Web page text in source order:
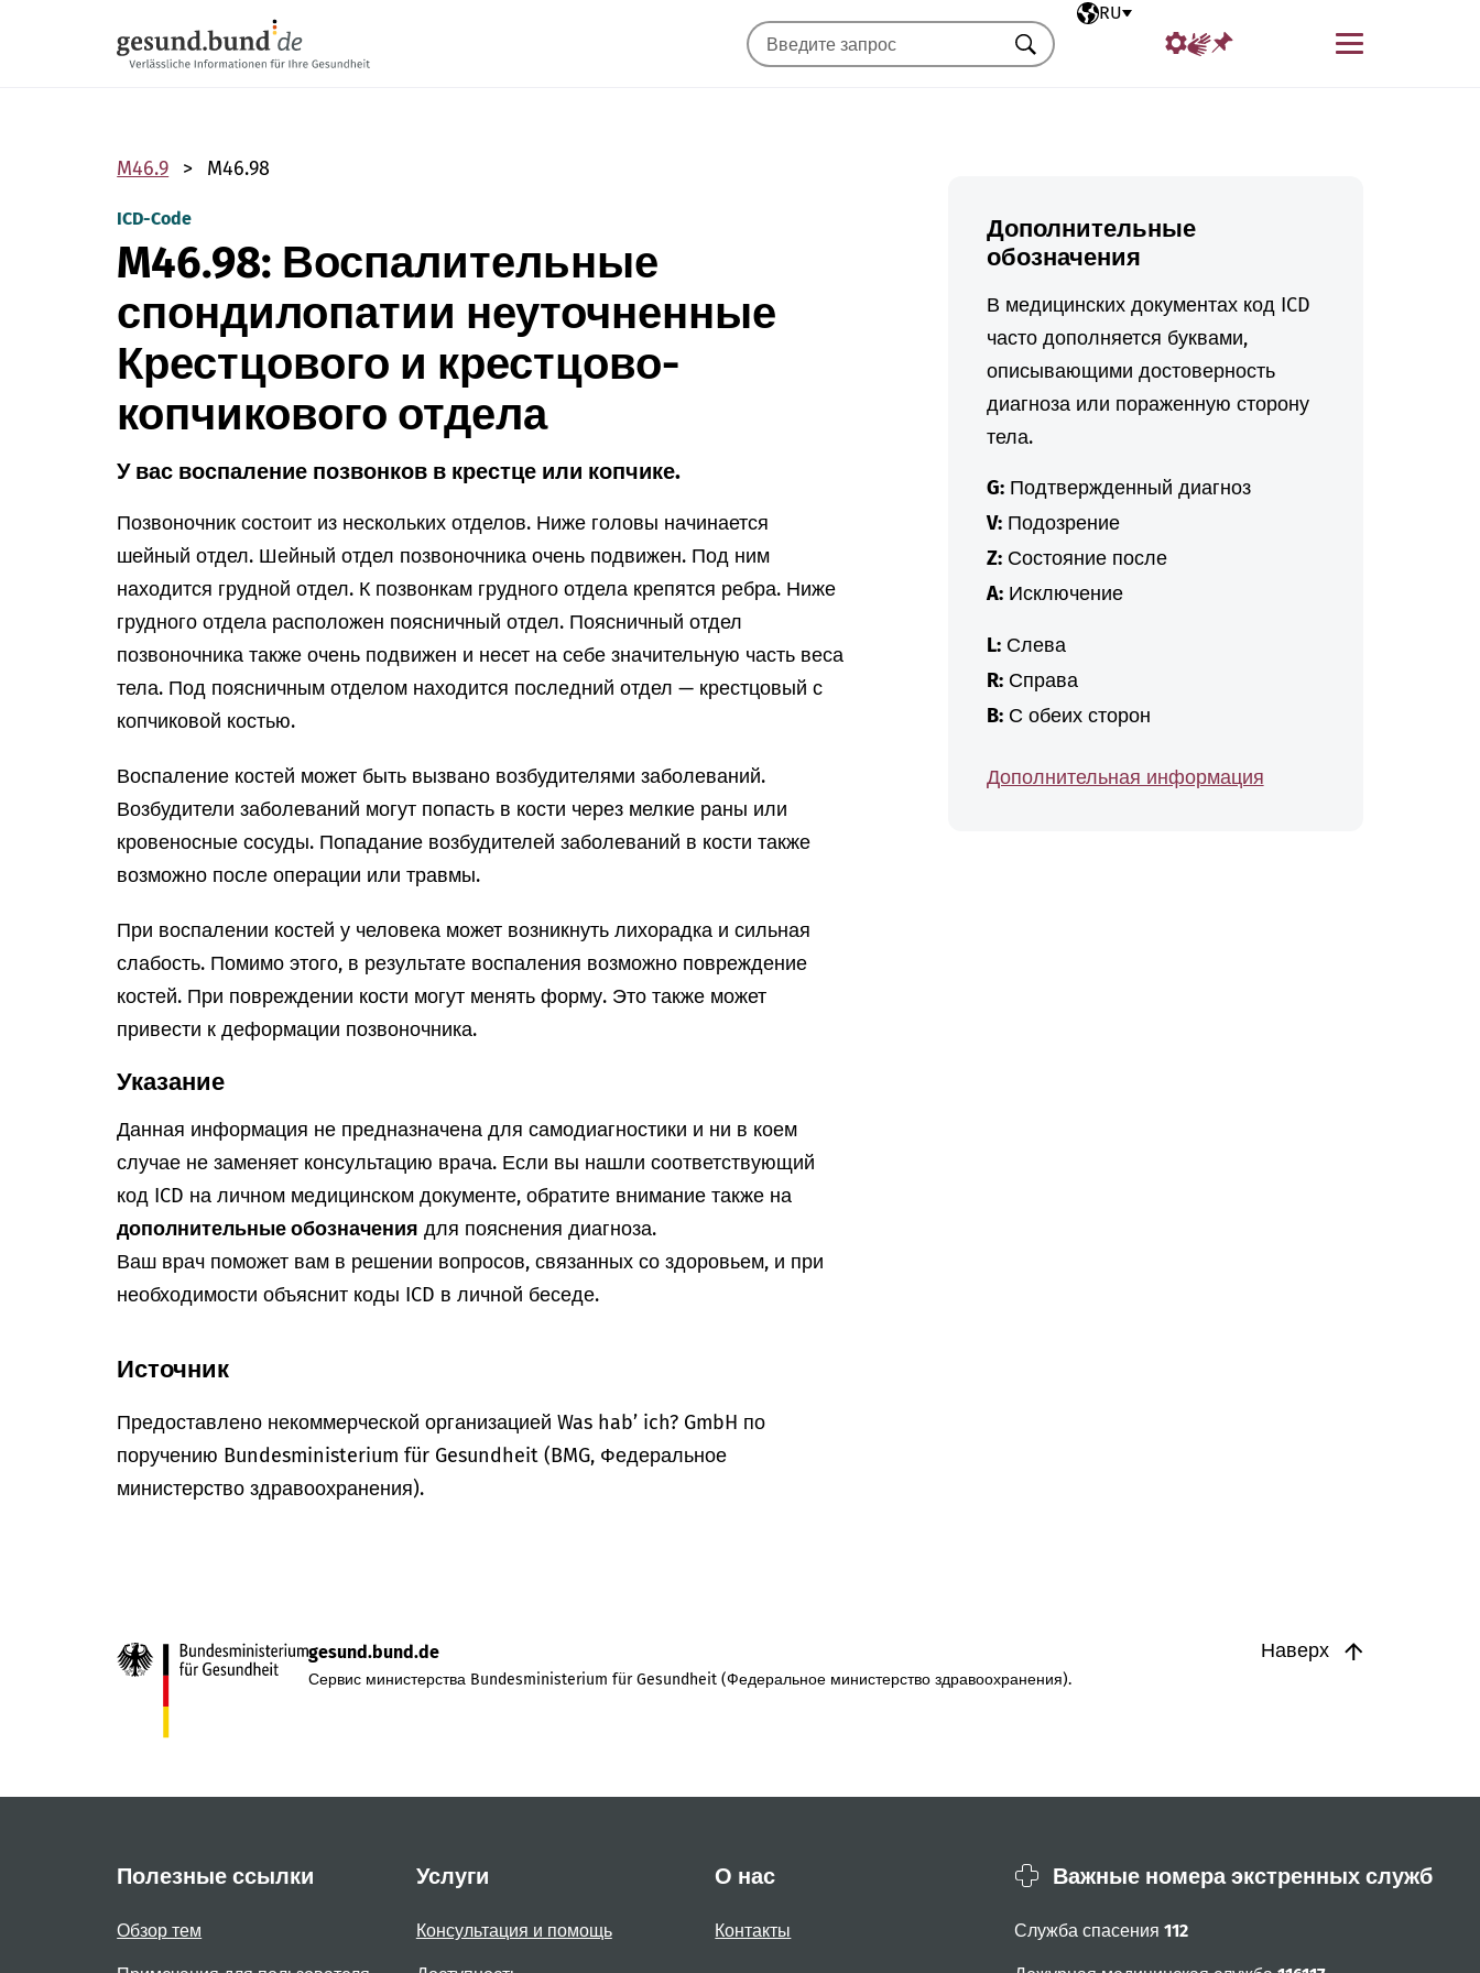
Выбранный язык
RU
Меню
Искать
M46.9 M46.98
ICD-Code
M46.98: Воспалительные
спондилопатии неуточненные
Крестцового и крестцово-
копчикового отдела
У вас воспаление позвонков в крестце или копчике.
Позвоночник состоит из нескольких отделов. Ниже головы начинается
шейный отдел. Шейный отдел позвоночника очень подвижен. Под ним
находится грудной отдел. К позвонкам грудного отдела крепятся ребра. Ниже
грудного отдела расположен поясничный отдел. Поясничный отдел
позвоночника также очень подвижен и несет на себе значительную часть веса
тела. Под поясничным отделом находится последний отдел — крестцовый с
копчиковой костью.
Воспаление костей может быть вызвано возбудителями заболеваний.
Возбудители заболеваний могут попасть в кости через мелкие раны или
кровеносные сосуды. Попадание возбудителей заболеваний в кости также
возможно после операции или травмы.
При воспалении костей у человека может возникнуть лихорадка и сильная
слабость. Помимо этого, в результате воспаления возможно повреждение
костей. При повреждении кости могут менять форму. Это также может
привести к деформации позвоночника.
Указание
Данная информация не предназначена для самодиагностики и ни в коем
случае не заменяет консультацию врача. Если вы нашли соответствующий
код ICD на личном медицинском документе, обратите внимание также на
дополнительные обозначения для пояснения диагноза.
Ваш врач поможет вам в решении вопросов, связанных со здоровьем, и при
необходимости объяснит коды ICD в личной беседе.
Источник
Предоставлено некоммерческой организацией Was hab’ ich? GmbH по
поручению Bundesministerium für Gesundheit (BMG, Федеральное
министерство здравоохранения).
Дополнительные
обозначения
В медицинских документах код ICD
часто дополняется буквами,
описывающими достоверность
диагноза или пораженную сторону
тела.
G:Подтвержденный диагноз
V:Подозрение
Z:Состояние после
A:Исключение
L:Слева
R:Справа
B:С обеих сторон
Дополнительная информация
Наверх
gesund.bund.de
Сервис министерства Bundesministerium für Gesundheit (Федеральное министерство здравоохранения).
Полезные ссылки
Обзор тем
Услуги
Консультация и помощь
О нас
Контакты
Важные номера экстренных служб
Служба спасения 112